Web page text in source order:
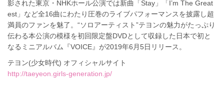
影された東京・NHKホール公演では新曲「Stay」「I’m The Great
est」など全16曲にわたり圧巻のライブパフォーマンスを披露し超
満員のファンを魅了。“ソロアーティスト”テヨンの魅力がたっぷり
伝わる本公演の模様を初回限定盤DVDとして収録した日本で初と
なるミニアルバム『VOICE』が2019年6月5日リリース。
テヨン(少女時代) オフィシャルサイト
http://taeyeon.girls-generation.jp/